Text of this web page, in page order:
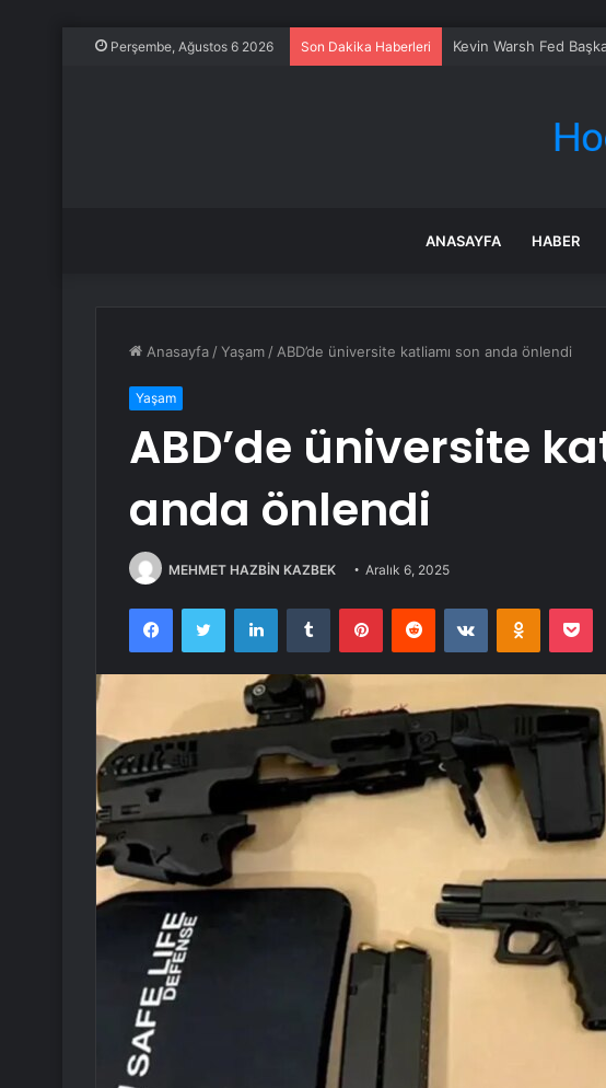
Perşembe, Ağustos 6 2026 Son Dakika Haberleri Kevin Warsh Fed
ANASAYFA HABER
Anasayfa /Yaşam / ABD’de üniversite katliamı son anda önlendi
Yaşam
ABD’de üniversite
anda önlendi
MEHMET HAZBİN KAZBEK Aralık 6, 2025
FacebookTwitter LinkedInTumblr PinterestReddit VKontakte